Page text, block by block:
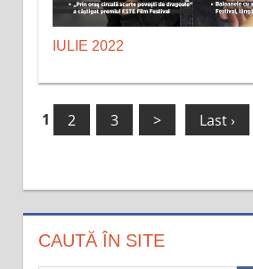
IULIE 2022
1 2 3 > Last ›
CAUTĂ ÎN SITE